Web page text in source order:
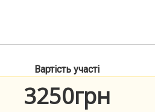
Вартість участі
3250грн